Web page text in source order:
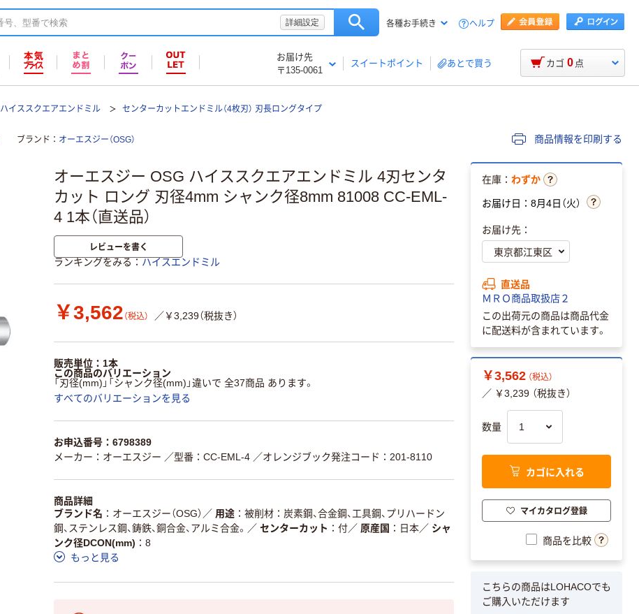
詳細設定 各種お手続き ヘルプ
お届け先
〒135-0061
スイートポイント あとで買う カゴ 0 点
ハイススクエアエンドミル センターカットエンドミル（4枚刃） 刃長ロングタイプ
ブランド オーエスジー（OSG） 商品情報を印刷する
オーエスジー OSG ハイススクエアエンドミル 4刃センタ
カット ロング 刃径4mm シャンク径8mm 81008 CC-EML-
4 1本（直送品）
レビューを書く
ランキングをみる ハイスエンドミル
￥3,562 （税込） ／￥3,239（税抜き）
販売単位：1本
この商品のバリエーション
「刃径(mm)」「シャンク径(mm)」違いで 全37商品 あります。
すべてのバリエーションを見る
お申込番号：6798389
メーカー：オーエスジー ／型番：CC-EML-4 ／オレンジブック発注コード：201-8110
商品詳細
ブランド名
オーエスジー（OSG） ／ 用途
被削材：炭素鋼、合金鋼、工具鋼、プリハードン
鋼、ステンレス鋼、鋳鉄、銅合金、アルミ合金。 ／ センターカット 付／ 原産国 日本／ シャ
ンク径DCON(mm)
8
もっと見る
在庫： わずか
お届け日：8月4日（火）
お届け先：
直送品
ＭＲＯ商品取扱店２
この出荷元の商品は商品代金
に配送料が含まれています。
￥3,562 （税込）
／ ￥3,239 （税抜き）
数量
カゴに入れる
マイカタログ登録
商品を比較
こちらの商品はLOHACOでも
ご購入いただけます